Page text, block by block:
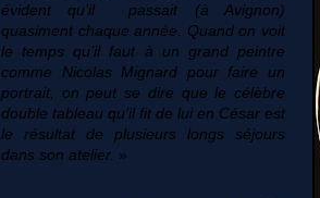
évident qu’il passait (à Avignon)
quasiment chaque année. Quand on voit
le temps qu’il faut à un grand peintre
comme Nicolas Mignard pour faire un
portrait, on peut se dire que le célèbre
double tableau qu’il fit de lui en César est
le résultat de plusieurs longs séjours
dans son atelier. »